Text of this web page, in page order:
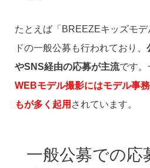
たとえば「BREEZEキッズモ
ドの一般公募も行われており、
やSNS経由の応募が主流です。
WEBモデル撮影にはモデル事
もが多く起用 されています。
一般公募での応